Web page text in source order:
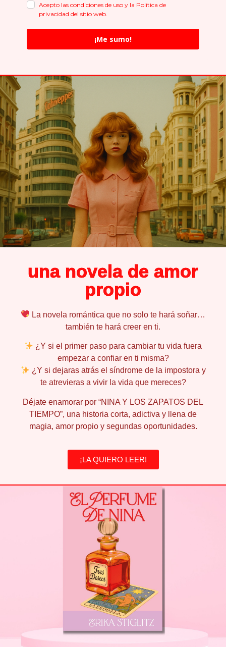
Acepto las condiciones de uso y la Política de
privacidad del sitio web.
¡Me sumo!
una novela de amor
propio
La novela romántica que no solo te hará soñar…
también te hará creer en ti.
¿Y si el primer paso para cambiar tu vida fuera
empezar a confiar en ti misma?
¿Y si dejaras atrás el síndrome de la impostora y
te atrevieras a vivir la vida que mereces?
Déjate enamorar por “NINA Y LOS ZAPATOS DEL
TIEMPO”, una historia corta, adictiva y llena de
magia, amor propio y segundas oportunidades.
¡LA QUIERO LEER!